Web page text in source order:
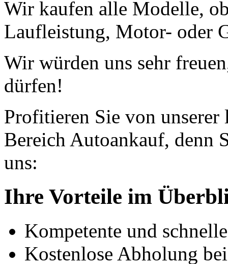
Wir kaufen alle Modelle,
Laufleistung, Motor- oder
Wir würden uns sehr
dürfen!
Profitieren Sie von
Bereich Autoankauf, denn
uns:
Ihre Vorteile im
Kompetente und
Kostenlose Abholung